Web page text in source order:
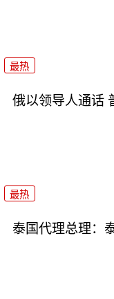
最热
俄以领导人通话
最热
泰国代理总理：